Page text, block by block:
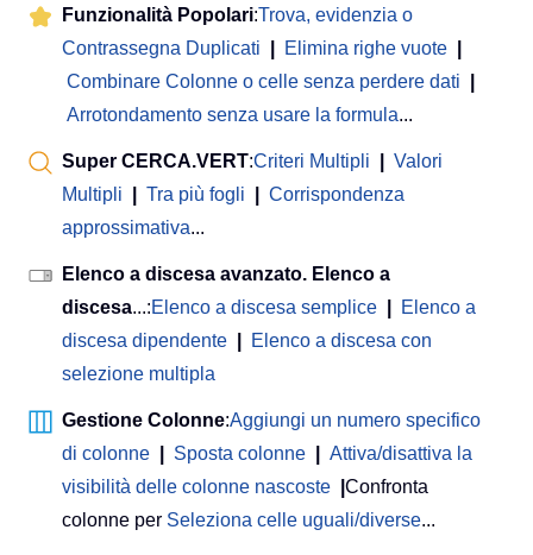
Funzionalità Popolari:Trova, evidenzia o
Contrassegna Duplicati
Elimina righe vuote
Combinare Colonne o celle senza perdere dati
Arrotondamento senza usare la formula...
Super CERCA.VERT:Criteri Multipli
Valori
Multipli
Tra più fogli
Corrispondenza
approssimativa...
Elenco a discesa avanzato. Elenco a
discesa...:Elenco a discesa semplice
Elenco a
discesa dipendente
Elenco a discesa con
selezione multipla
Gestione Colonne:Aggiungi un numero specifico
di colonne
Sposta colonne
Attiva/disattiva la
visibilità delle colonne nascoste
Confronta
colonne per Seleziona celle uguali/diverse...